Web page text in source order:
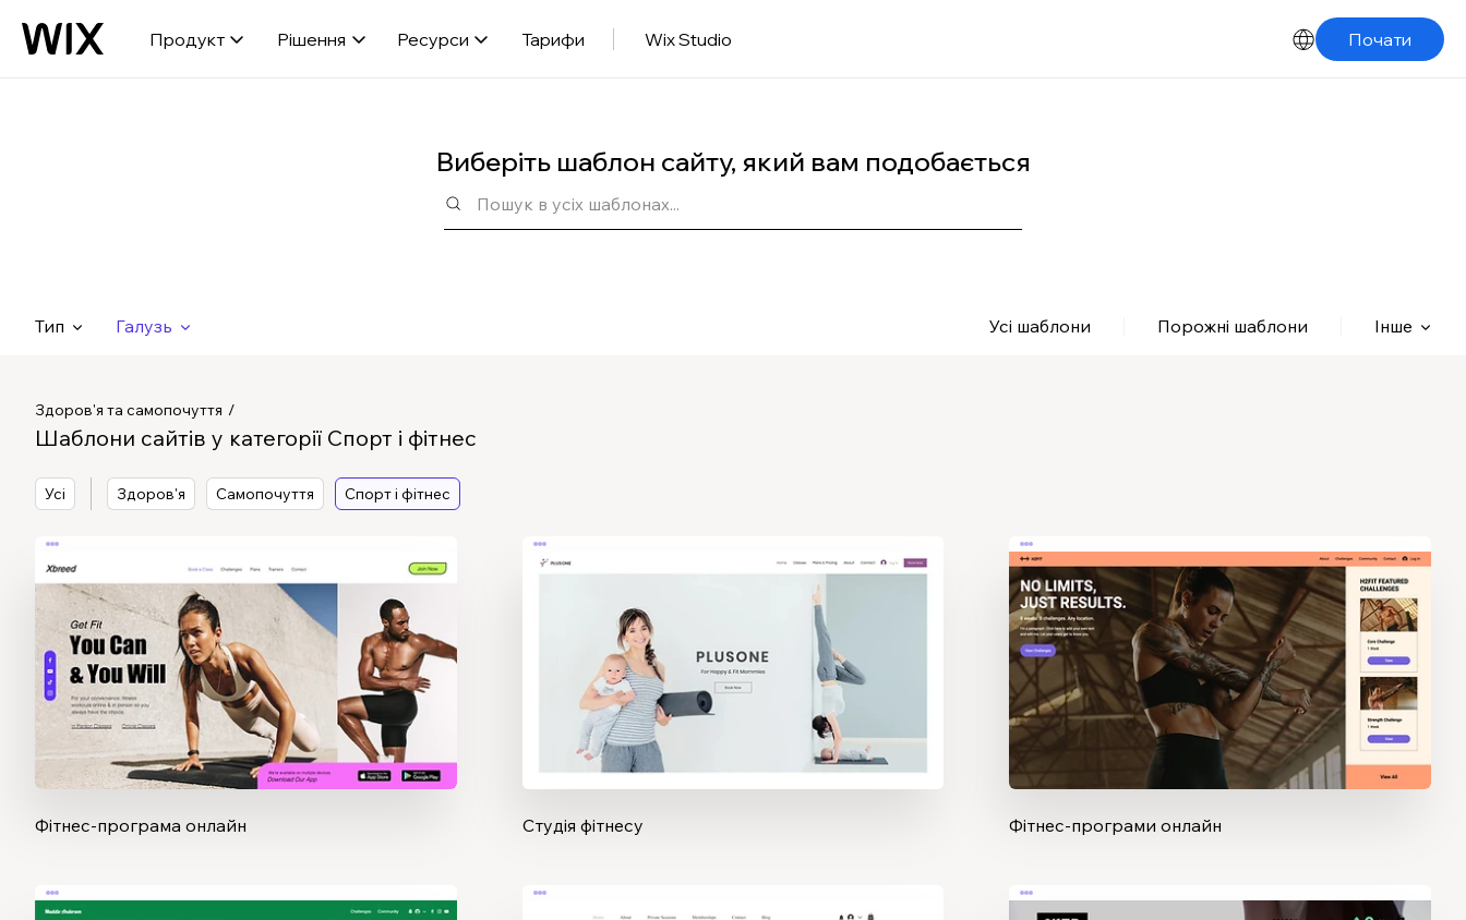
Продукт Рішення Ресурси Тарифи Wix Studio Почати
Виберіть шаблон сайту, який вам подобається
Тип Галузь Усі шаблони Порожні шаблони Інше
Здоров'я та самопочуття
Шаблони сайтів у категорії Спорт і фітнес
Усі Здоров'я Самопочуття Спорт і фітнес
Фітнес-програма онлайн Студія фітнесу Фітнес-програми онлайн